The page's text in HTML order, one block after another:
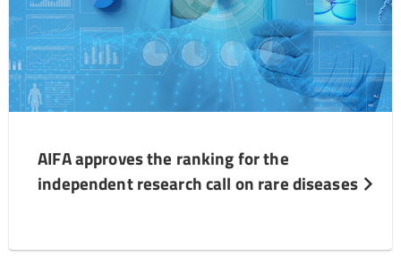
AIFA approves the ranking for the
independent research call on rare diseases